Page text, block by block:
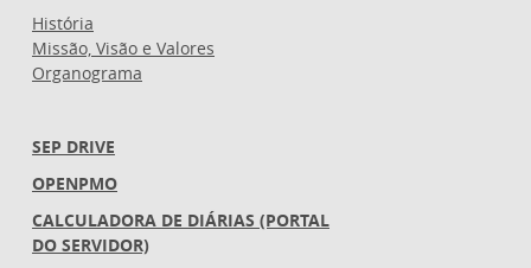
História
Missão, Visão e Valores
Organograma
SEP DRIVE
OPENPMO
CALCULADORA DE DIÁRIAS (PORTAL
DO SERVIDOR)